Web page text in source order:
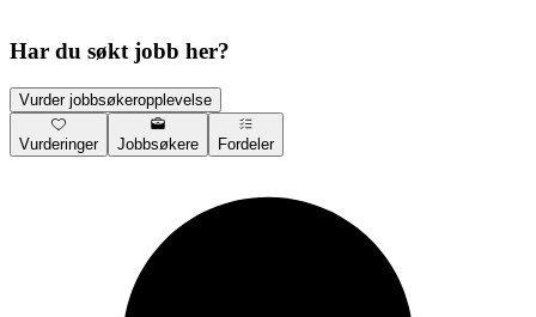
Har du søkt jobb her?
Vurder jobbsøkeropplevelse
Vurderinger Jobbsøkere Fordeler